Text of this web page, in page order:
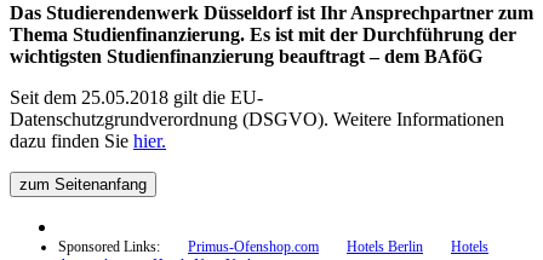
Das Studierendenwerk Düsseldorf ist Ihr Ansprechpartner zum
Thema Studienfinanzierung. Es ist mit der Durchführung der
wichtigsten Studienfinanzierung beauftragt – dem BAföG
Seit dem 25.05.2018 gilt die EU-
Datenschutzgrundverordnung (DSGVO). Weitere Informationen
dazu finden Sie hier.
zum Seitenanfang
Sponsored Links: Primus-Ofenshop.com Hotels Berlin
Hotels